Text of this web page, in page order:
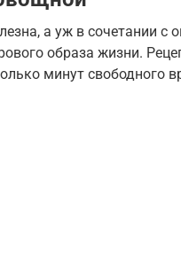
а уж в сочетании с
образа жизни.
минут свободного